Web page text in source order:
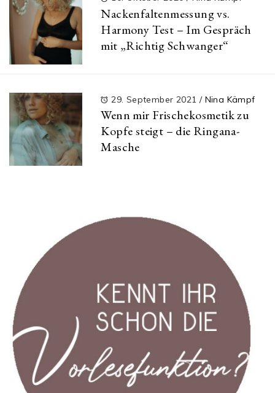
Nackenfaltenmessung vs.
Harmony Test – Im Gespräch
mit „Richtig Schwanger“
29. September 2021 / Nina Kämpf
Wenn mir Frischekosmetik zu
Kopfe steigt – die Ringana-
Masche